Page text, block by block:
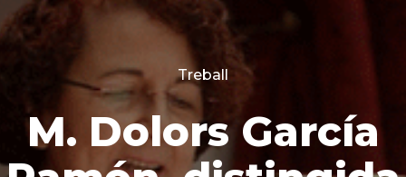
Categories
Treball
M. Dolors García